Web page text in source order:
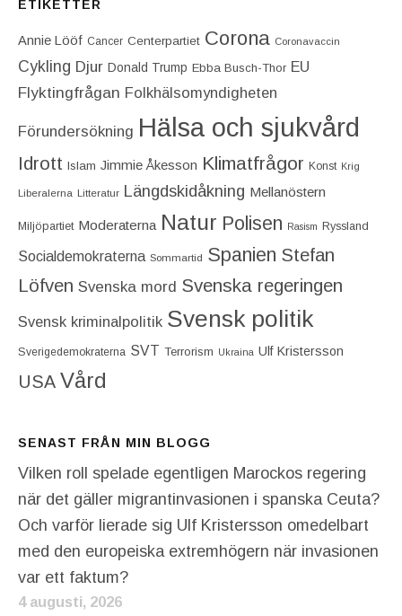
ETIKETTER
Annie Lööf Cancer Centerpartiet‎ Corona Coronavaccin
Cykling Djur Donald Trump Ebba Busch-Thor EU
Flyktingfrågan Folkhälsomyndigheten
Förundersökning Hälsa och sjukvård
Idrott Islam Jimmie Åkesson Klimatfrågor Konst Krig
Liberalerna Litteratur Längdskidåkning Mellanöstern
Miljöpartiet Moderaterna Natur Polisen Rasism Ryssland
Socialdemokraterna Sommartid Spanien Stefan
Löfven Svenska mord Svenska regeringen
Svensk kriminalpolitik Svensk politik
Sverigedemokraterna SVT Terrorism Ukraina Ulf Kristersson
USA Vård
SENAST FRÅN MIN BLOGG
Vilken roll spelade egentligen Marockos regering
när det gäller migrantinvasionen i spanska Ceuta?
Och varför lierade sig Ulf Kristersson omedelbart
med den europeiska extremhögern när invasionen
var ett faktum?
4 augusti, 2026